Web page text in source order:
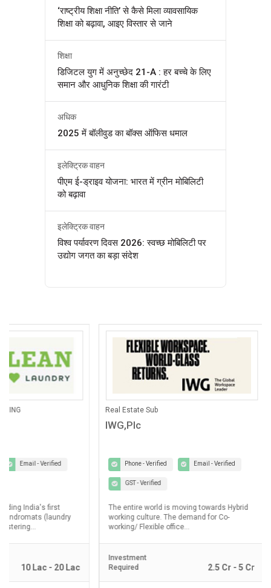
‘राष्ट्रीय शिक्षा नीति’ से कैसे मिला व्यावसायिक
शिक्षा को बढ़ावा, आइए विस्तार से जाने
शिक्षा
डिजिटल युग में अनुच्छेद 21-A : हर बच्चे के लिए
समान और आधुनिक शिक्षा की गारंटी
अधिक
2025 में बॉलीवुड का बॉक्स ऑफिस धमाल
इलेक्ट्रिक वाहन
पीएम ई-ड्राइव योजना: भारत में ग्रीन मोबिलिटी
को बढ़ावा
इलेक्ट्रिक वाहन
विश्व पर्यावरण दिवस 2026: स्वच्छ मोबिलिटी पर
उद्योग जगत का बड़ा संदेश
Email - Verified
India's first
(laundry
10 Lac - 20 Lac
Real Estate Sub
IWG,Plc
Phone - Verified Email - Verified
GST - Verified
The entire world is moving towards Hybrid
working culture. The demand for Co-
working/ Flexible office...
Investment
Required
2.5 Cr - 5 Cr